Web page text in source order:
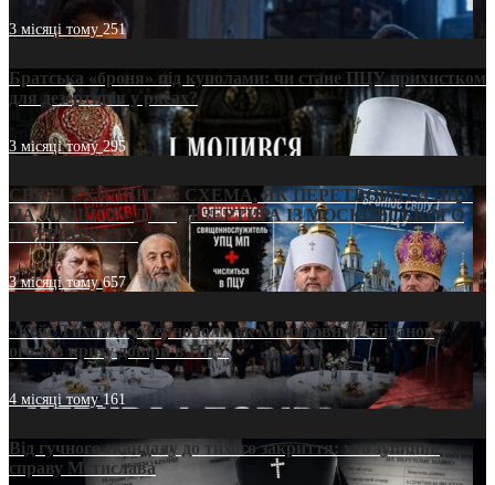
3 місяці тому251
Братська «броня» під куполами: чи стане ПЦУ прихистком
для дезертирів у рясах?
3 місяці тому295
СВЯТІ УХИЛЯНТИ: СХЕМА, ЯК ПЕРЕТВОРИТИ ПЦУ
НА «ОФШОР» ДЛЯ ДЕЗЕРТИРА ІЗ МОСКОВСЬКОГО
ПАТРІАРХАТУ
3 місяці тому657
«Кейс Тихона» у Тернополі: як Молитовний сніданок
оголив кризу довіри в ПЦУ
4 місяці тому161
Від гучного скандалу до тихого закриття: хто зупинив
справу Мстислава